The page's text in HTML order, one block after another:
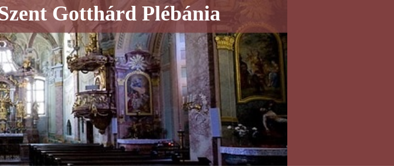
Gotthárd Plébánia